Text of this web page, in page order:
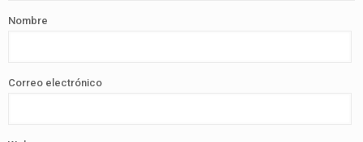
Nombre
Correo electrónico